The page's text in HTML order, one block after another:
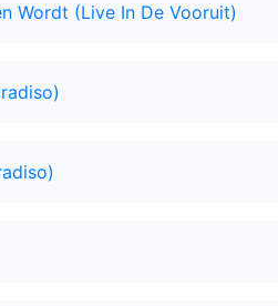
Wordt (Live In De Vooruit)